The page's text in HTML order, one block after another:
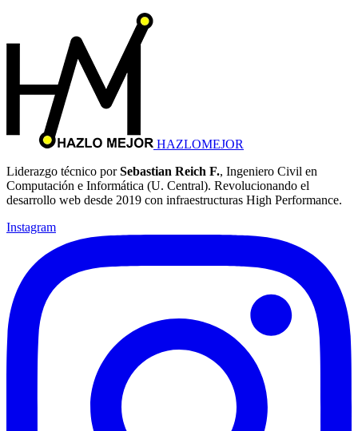
HAZLOMEJOR
Liderazgo técnico porSebastian Reich F., Ingeniero Civil en
Computación e Informática (U. Central). Revolucionando el
desarrollo web desde 2019 con infraestructuras High Performance.
Instagram